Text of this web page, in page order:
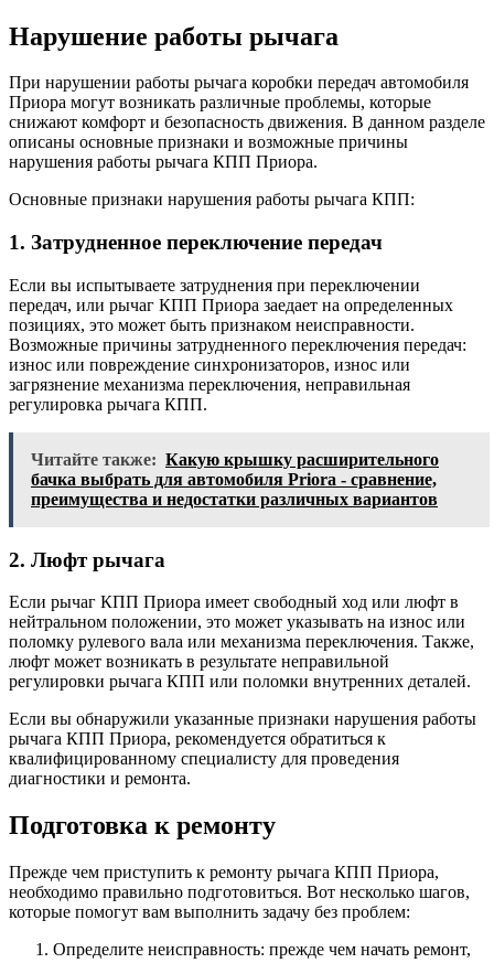
Нарушение работы рычага
При нарушении работы рычага коробки передач автомобиля
Приора могут возникать различные проблемы, которые
снижают комфорт и безопасность движения. В данном разделе
описаны основные признаки и возможные причины
нарушения работы рычага КПП Приора.
Основные признаки нарушения работы рычага КПП:
1. Затрудненное переключение передач
Если вы испытываете затруднения при переключении
передач, или рычаг КПП Приора заедает на определенных
позициях, это может быть признаком неисправности.
Возможные причины затрудненного переключения передач:
износ или повреждение синхронизаторов, износ или
загрязнение механизма переключения, неправильная
регулировка рычага КПП.
Читайте также: Какую крышку расширительного
бачка выбрать для автомобиля Priora - сравнение,
преимущества и недостатки различных вариантов
2. Люфт рычага
Если рычаг КПП Приора имеет свободный ход или люфт в
нейтральном положении, это может указывать на износ или
поломку рулевого вала или механизма переключения. Также,
люфт может возникать в результате неправильной
регулировки рычага КПП или поломки внутренних деталей.
Если вы обнаружили указанные признаки нарушения работы
рычага КПП Приора, рекомендуется обратиться к
квалифицированному специалисту для проведения
диагностики и ремонта.
Подготовка к ремонту
Прежде чем приступить к ремонту рычага КПП Приора,
необходимо правильно подготовиться. Вот несколько шагов,
которые помогут вам выполнить задачу без проблем:
Определите неисправность: прежде чем начать ремонт,